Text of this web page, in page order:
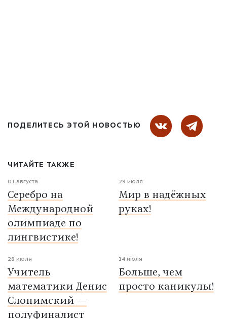
ПОДЕЛИТЕСЬ ЭТОЙ НОВОСТЬЮ
ЧИТАЙТЕ ТАКЖЕ
01 августа
Серебро на
Международной
олимпиаде по
лингвистике!
29 июля
Мир в надёжных
руках!
28 июля
Учитель
математики Денис
Слонимский —
полуфиналист
14 июля
Больше, чем
просто каникулы!